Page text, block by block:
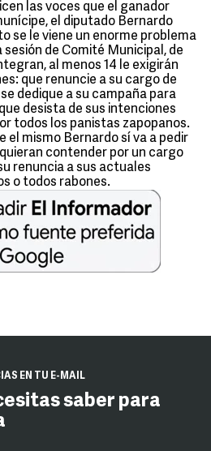
las voces que el ganador
el diputado Bernardo
se le viene un enorme problema
sesión de Comité Municipal, de
al menos 14 le exigirán
que renuncie a su cargo de
dedique a su campaña para
desista de sus intenciones
todos los panistas zapopanos.
el mismo Bernardo sí va a pedir
contender por un cargo
renuncia a sus actuales
o todos rabones.
EN TU E-MAIL
saber para